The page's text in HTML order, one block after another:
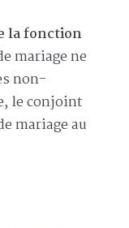
la fonction
mariage ne
non-
le conjoint
mariage au